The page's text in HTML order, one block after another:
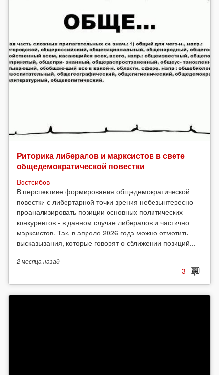
Риторика либералов и марксистов в свете
общедемократической повестки
Востсибов
В перспективе формирования общедемократической
повестки с либертарной точки зрения небезынтересно
проанализировать позиции основных политических
конкурентов - в данном случае либералов и частично
марксистов. Так, в апреле 2026 года можно отметить
высказывания, которые говорят о сближении позиций...
2 месяца назад
3